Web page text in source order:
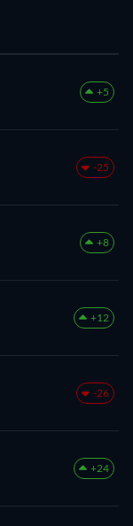
+5
-25
+8
+12
-26
+24